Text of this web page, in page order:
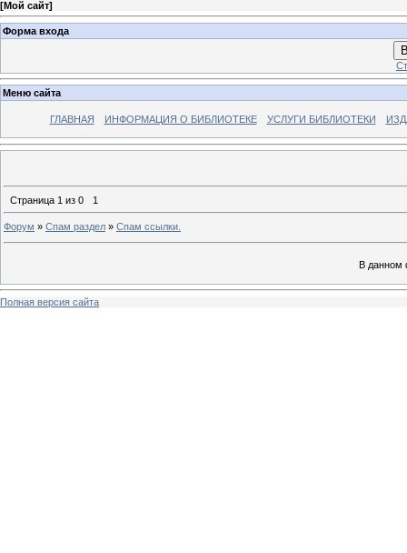
[Мой сайт]
Форма входа
Меню сайта
ГЛАВНАЯ ИНФОРМАЦИЯ О БИБЛИОТЕКЕ УСЛУГИ БИБЛИОТЕКИ
Страница 1 из 0 1
Форум » Спам раздел » Спам ссылки.
В данном
Полная версия сайта